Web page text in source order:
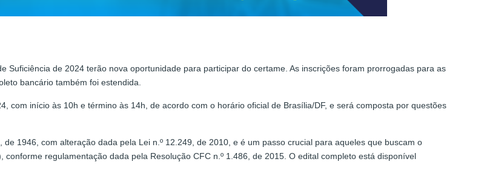
Suficiência de 2024 terão nova oportunidade para participar do certame. As inscrições foram prorrogadas para as
bancário também foi estendida.
com início às 10h e término às 14h, de acordo com o horário oficial de Brasília/DF, e será composta por questões
1946, com alteração dada pela Lei n.º 12.249, de 2010, e é um passo crucial para aqueles que buscam o
regulamentação dada pela Resolução CFC n.º 1.486, de 2015. O edital completo está disponível